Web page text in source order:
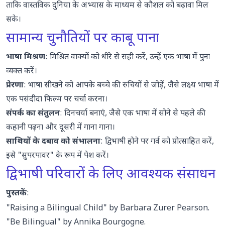
ताकि वास्तविक दुनिया के अभ्यास के माध्यम से कौशल को बढ़ावा मिल
सके।
सामान्य चुनौतियों पर काबू पाना
भाषा मिश्रण: मिश्रित वाक्यों को धीरे से सही करें, उन्हें एक भाषा में पुनः
व्यक्त करें।
प्रेरणा: भाषा सीखने को आपके बच्चे की रुचियों से जोड़ें, जैसे लक्ष्य भाषा में
एक पसंदीदा फिल्म पर चर्चा करना।
संपर्क का संतुलन: दिनचर्या बनाएं, जैसे एक भाषा में सोने से पहले की
कहानी पढ़ना और दूसरी में गाना गाना।
साथियों के दबाव को संभालना: द्विभाषी होने पर गर्व को प्रोत्साहित करें,
इसे "सुपरपावर" के रूप में पेश करें।
द्विभाषी परिवारों के लिए आवश्यक संसाधन
पुस्तकें:
"Raising a Bilingual Child" by Barbara Zurer Pearson.
"Be Bilingual" by Annika Bourgogne.